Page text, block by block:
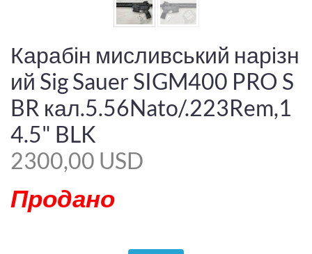
Карабін мисливський нарізн
ий Sig Sauer SIGM400 PRO S
BR кал.5.56Nato/.223Rem,1
4.5" BLK
2300,00 USD
Продано